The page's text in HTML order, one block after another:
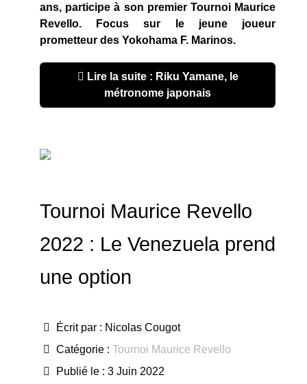
ans, participe à son premier Tournoi Maurice
Revello. Focus sur le jeune joueur
prometteur des Yokohama F. Marinos.
Lire la suite : Riku Yamane, le
métronome japonais
Tournoi Maurice Revello
2022 : Le Venezuela prend
une option
Écrit par : Nicolas Cougot
Catégorie : Tournoi Maurice Revello
Publié le : 3 Juin 2022